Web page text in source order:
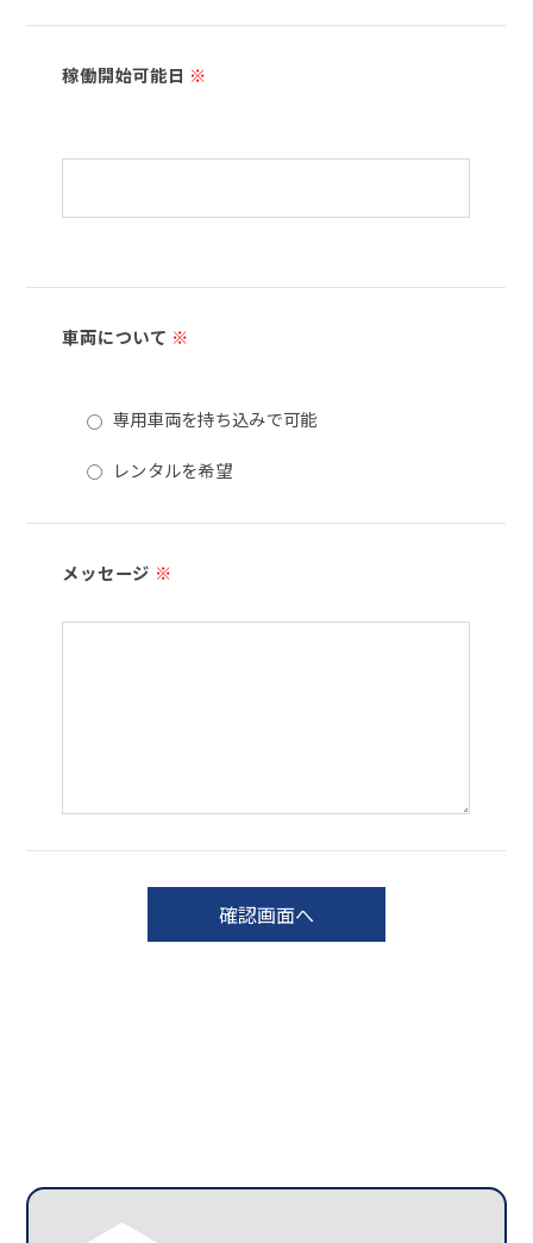
稼働開始可能日 ※
車両について ※
専用車両を持ち込みで可能
レンタルを希望
メッセージ ※